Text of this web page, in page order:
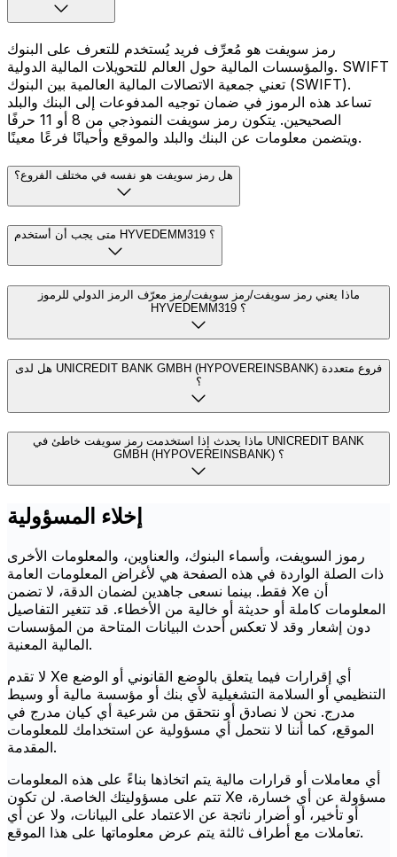
رمز سويفت هو مُعرِّف فريد يُستخدم للتعرف على البنوك
والمؤسسات المالية حول العالم للتحويلات المالية الدولية. SWIFT
تعني جمعية الاتصالات المالية العالمية بين البنوك (SWIFT).
تساعد هذه الرموز في ضمان توجيه المدفوعات إلى البنك والبلد
الصحيحين. يتكون رمز سويفت النموذجي من 8 أو 11 حرفًا
ويتضمن معلومات عن البنك والبلد والموقع وأحيانًا فرعًا معينًا.
هل رمز سويفت هو نفسه في مختلف الفروع؟
متى يجب أن أستخدم HYVEDEMM319 ؟
ماذا يعني رمز سويفت/رمز سويفت/رمز معرّف الرمز الدولي للرموز
HYVEDEMM319 ؟
هل لدى UNICREDIT BANK GMBH (HYPOVEREINSBANK) فروع متعددة
؟
ماذا يحدث إذا استخدمت رمز سويفت خاطئ في UNICREDIT BANK
GMBH (HYPOVEREINSBANK) ؟
إخلاء المسؤولية
رموز السويفت، وأسماء البنوك، والعناوين، والمعلومات الأخرى
ذات الصلة الواردة في هذه الصفحة هي لأغراض المعلومات العامة
فقط. بينما نسعى جاهدين لضمان الدقة، لا تضمن Xe أن
المعلومات كاملة أو حديثة أو خالية من الأخطاء. قد تتغير التفاصيل
دون إشعار وقد لا تعكس أحدث البيانات المتاحة من المؤسسات
المالية المعنية.
لا تقدم Xe أي إقرارات فيما يتعلق بالوضع القانوني أو الوضع
التنظيمي أو السلامة التشغيلية لأي بنك أو مؤسسة مالية أو وسيط
مدرج. نحن لا نصادق أو نتحقق من شرعية أي كيان مدرج في
الموقع، كما أننا لا نتحمل أي مسؤولية عن استخدامك للمعلومات
المقدمة.
أي معاملات أو قرارات مالية يتم اتخاذها بناءً على هذه المعلومات
تتم على مسؤوليتك الخاصة. لن تكون Xe مسؤولة عن أي خسارة،
أو تأخير، أو أضرار ناتجة عن الاعتماد على البيانات، ولا عن أي
تعاملات مع أطراف ثالثة يتم عرض معلوماتها على هذا الموقع.